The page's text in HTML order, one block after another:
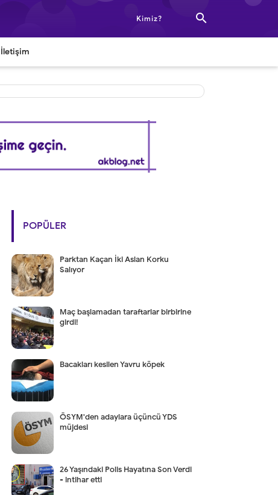

Kimiz?
İletişim
POPÜLER
Parktan Kaçan İki Aslan Korku
Salıyor
Maç başlamadan taraftarlar birbirine
girdi!
Bacakları kesilen Yavru köpek
ÖSYM'den adaylara üçüncü YDS
müjdesi
26 Yaşındaki Polis Hayatına Son Verdi
- intihar etti